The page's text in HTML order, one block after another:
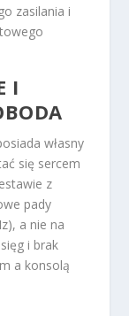
zasilania i
I
własny
się sercem
z
pady
a nie na
i brak
a konsolą